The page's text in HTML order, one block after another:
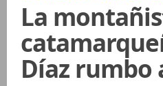
La
Díaz rumbo